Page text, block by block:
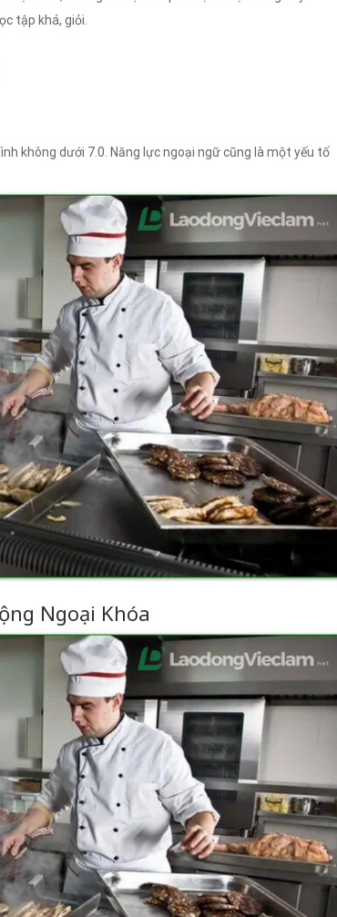
tập khá, giỏi.
không dưới 7.0. Năng lực ngoại ngữ cũng là một yếu tố
Ngoại Khóa